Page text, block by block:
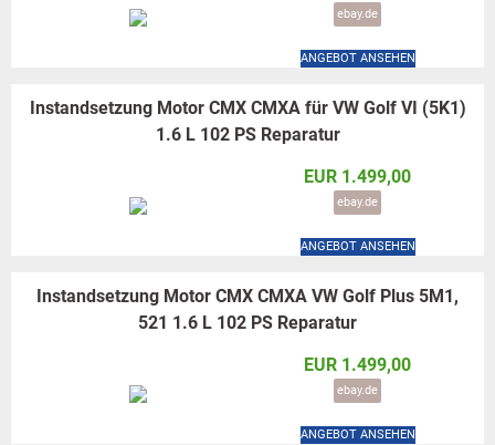
ebay.de
ANGEBOT ANSEHEN
Instandsetzung Motor CMX CMXA für VW Golf VI (5K1)
1.6 L 102 PS Reparatur
EUR 1.499,00
ebay.de
ANGEBOT ANSEHEN
Instandsetzung Motor CMX CMXA VW Golf Plus 5M1,
521 1.6 L 102 PS Reparatur
EUR 1.499,00
ebay.de
ANGEBOT ANSEHEN